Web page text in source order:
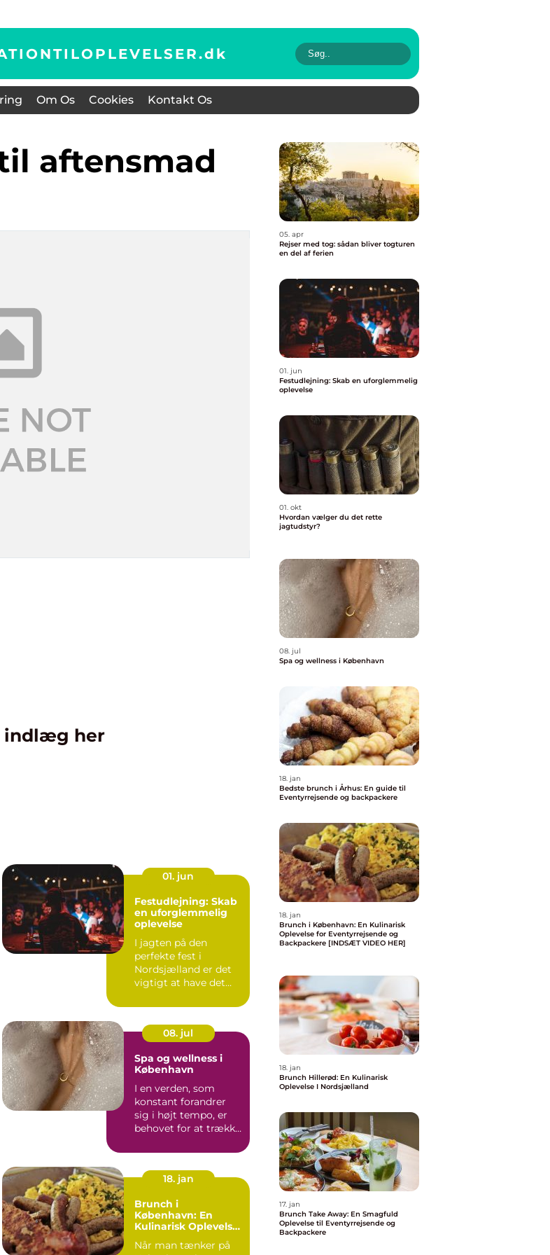
dk
Om Os Cookies Kontakt Os
aftensmad
indlæg her
01. jun
Festudlejning: Skab
en uforglemmelig
oplevelse
I jagten på den
perfekte fest i
Nordsjælland er det
vigtigt at have det
08. jul
Spa og wellness i
København
I en verden, som
konstant forandrer
sig i højt tempo, er
behovet for at trække
18. jan
Brunch i
København: En
Kulinarisk Oplevelse
og Backpackere
Når man tænker på
05. apr
Rejser med tog: sådan bliver togturen
en del af ferien
01. jun
Festudlejning: Skab en uforglemmelig
oplevelse
01. okt
Hvordan vælger du det rette
jagtudstyr?
08. jul
Spa og wellness i København
18. jan
Bedste brunch i Århus: En guide til
Eventyrrejsende og backpackere
18. jan
Brunch i København: En Kulinarisk
Oplevelse for Eventyrrejsende og
Backpackere [INDSÆT VIDEO HER]
18. jan
Brunch Hillerød: En Kulinarisk
Oplevelse I Nordsjælland
17. jan
Brunch Take Away: En Smagfuld
Oplevelse til Eventyrrejsende og
Backpackere